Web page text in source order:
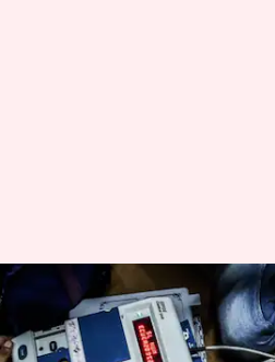
ఆంధ్రప్రదేశ్,
ఎమ్మెల్సీ ఎన్నికల